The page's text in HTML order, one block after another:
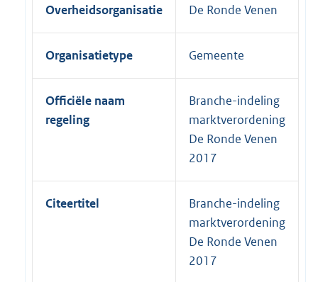
Overheidsorganisatie De Ronde Venen
Organisatietype Gemeente
Officiële naam
regeling
Branche-indeling
marktverordening
De Ronde Venen
2017
Citeertitel
Branche-indeling
marktverordening
De Ronde Venen
2017